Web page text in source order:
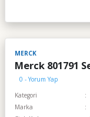
MERCK
Merck 801791
0 - Yorum Yap
Kategori
Marka